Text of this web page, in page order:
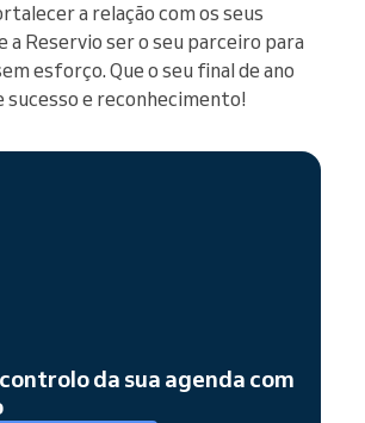
a relação com os seus
a Reservio ser o seu parceiro para
esforço. Que o seu final de ano
sucesso e reconhecimento!
da sua agenda com